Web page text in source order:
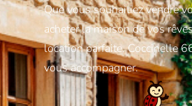
Que vous souhaitiez vendre
acheter la maison de vos
location parfaite, Coccinelle
vous accompagner.